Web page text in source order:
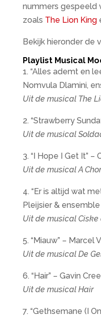
nummers gespeeld
zoals The Lion King
Bekijk hieronder de
Playlist Musical
1. “Alles ademt en
Nomvula Dlamini,
Uit de musical The
2. “Strawberry
Uit de musical
3. “I Hope I Get It” –
Uit de musical A
4. “Er is altijd wat
Pleijsier & ensemble
Uit de musical Ciske
5. “Miauw” – Marcel
Uit de musical De
6. “Hair” – Gavin
Uit de musical Hair
7. “Gethsemane (I